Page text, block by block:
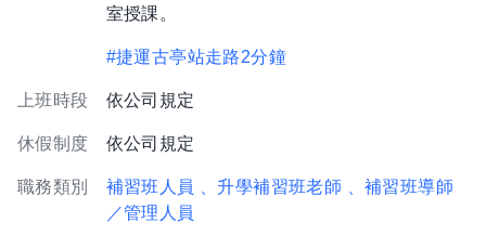
室授課。
#捷運古亭站走路2分鐘
上班時段 依公司規定
休假制度 依公司規定
職務類別 補習班人員 、升學補習班老師
、補習班導師
／管理人員